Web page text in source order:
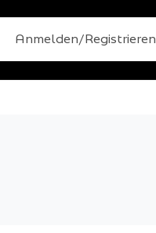
Anmelden/Registrieren